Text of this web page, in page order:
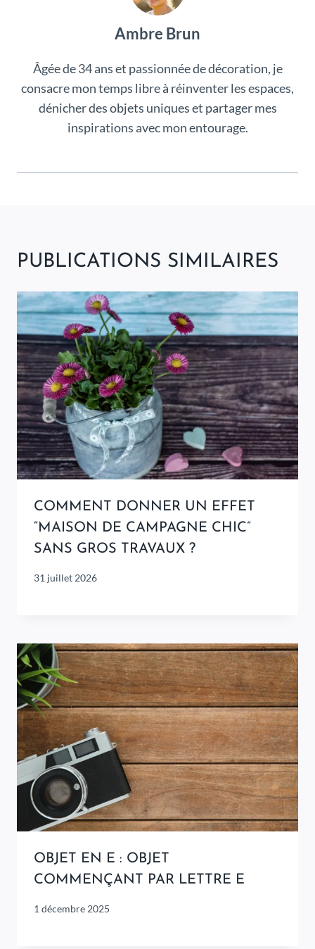
Ambre Brun
Âgée de 34 ans et passionnée de décoration, je
consacre mon temps libre à réinventer les espaces,
dénicher des objets uniques et partager mes
inspirations avec mon entourage.
PUBLICATIONS SIMILAIRES
COMMENT DONNER UN EFFET
“MAISON DE CAMPAGNE CHIC”
SANS GROS TRAVAUX ?
31 juillet 2026
OBJET EN E : OBJET
COMMENÇANT PAR LETTRE E
1 décembre 2025